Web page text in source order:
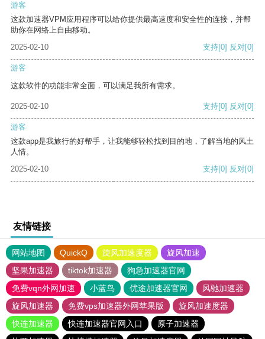
游客
这款加速器VPM应用程序可以给你提供最高速度和安全性的连接，并帮
助你在网络上自由移动。
2025-02-10
支持[0] 反对[0]
游客
这款软件的功能非常全面，可以满足我所有需求。
2025-02-10 支持[0] 反对[0]
游客
这款app是我旅行的好帮手，让我能够轻松找到目的地，了解当地的风土
人情。
2025-02-10
支持[0] 反对[0]
友情链接
网站地图 QuickQ 旋风加速度器
旋风加速
坚果加速器
tiktok加速器
狗急加速器官网
免费vqn外网加速
小蓝鸟 优途加速器官网
风驰加速器
旋风加速器
免费vps加速器外网苹果版
旋风加速度器
快连加速器
快连加速器官网入口
原子加速器